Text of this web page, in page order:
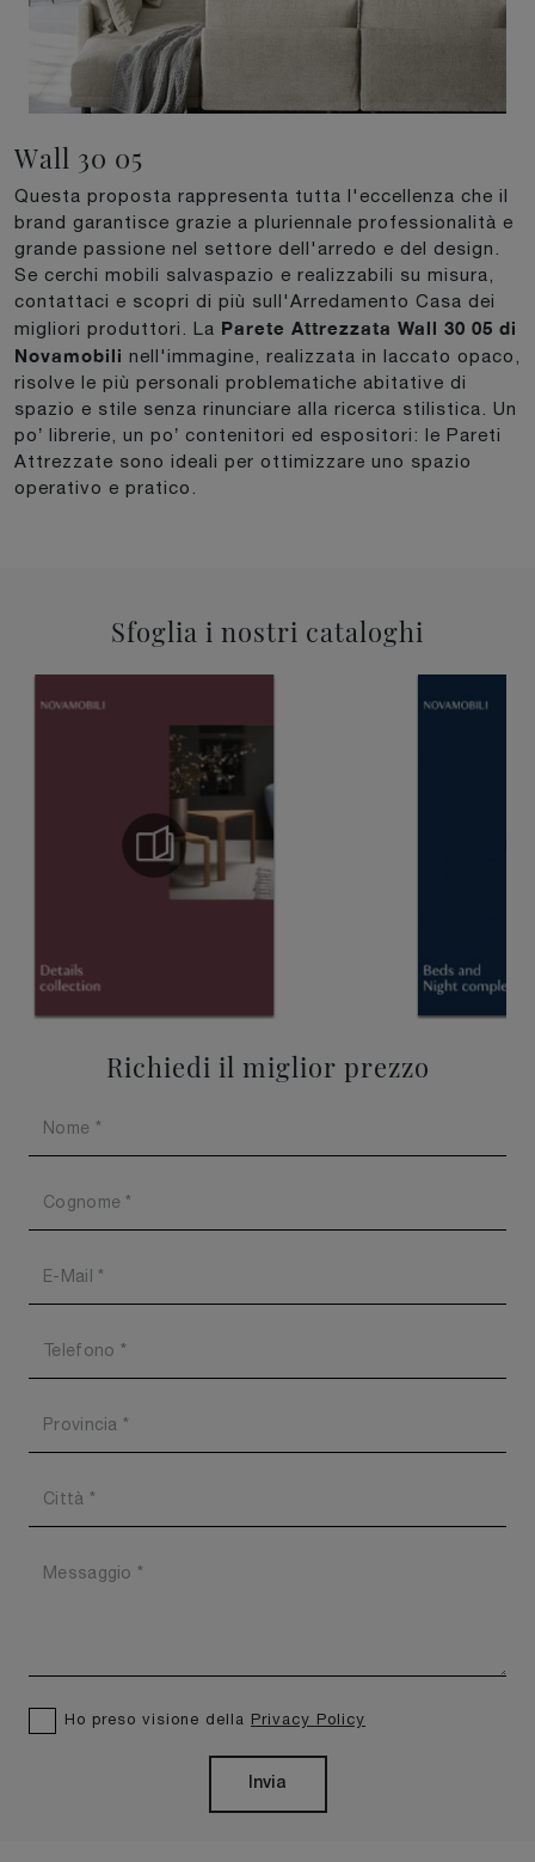
Wall 30 05
Questa proposta rappresenta tutta l'eccellenza che il
brand garantisce grazie a pluriennale professionalità e
grande passione nel settore dell'arredo e del design.
Se cerchi mobili salvaspazio e realizzabili su misura,
contattaci e scopri di più sull'Arredamento Casa dei
migliori produttori. La Parete Attrezzata Wall 30 05 di
Novamobili nell'immagine, realizzata in laccato opaco,
risolve le più personali problematiche abitative di
spazio e stile senza rinunciare alla ricerca stilistica. Un
po’ librerie, un po’ contenitori ed espositori: le Pareti
Attrezzate sono ideali per ottimizzare uno spazio
operativo e pratico.
Sfoglia i nostri cataloghi
Richiedi il miglior prezzo
Ho preso visione della Privacy Policy
Invia